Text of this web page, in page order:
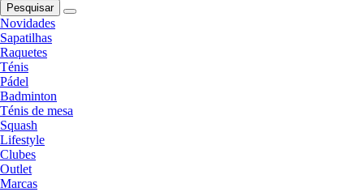
Pesquisar
Novidades
Sapatilhas
Raquetes
Ténis
Pádel
Badminton
Ténis de mesa
Squash
Lifestyle
Clubes
Outlet
Marcas